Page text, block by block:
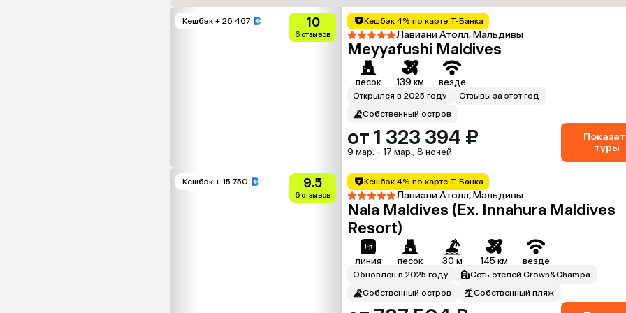
Кешбэк + 26 467 10
6 отзывов
Кешбэк 4% по карте Т-Банка
Лавиани Атолл, Мальдивы
Meyyafushi Maldives
песок 139 км везде
Открылся в 2025 году
Отзывы за этот год
Собственный остров
от 1 323 394 ₽
9 мар. - 17 мар., 8 ночей
туры
Кешбэк + 15 750 9.5
6 отзывов
Кешбэк 4% по карте Т-Банка
Лавиани Атолл, Мальдивы
Nala Maldives (Ex. Innahura Maldives
Resort)
линия песок 30 м 145 км везде
Обновлен в 2025 году
Сеть отелей Crown&Champa
Собственный остров
Собственный пляж